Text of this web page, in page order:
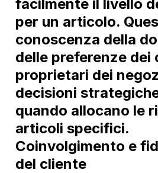
facilmente il livello
per un articolo.
conoscenza della
delle preferenze dei
proprietari dei
decisioni
quando allocano le
articoli specifici.
Coinvolgimento e
del cliente